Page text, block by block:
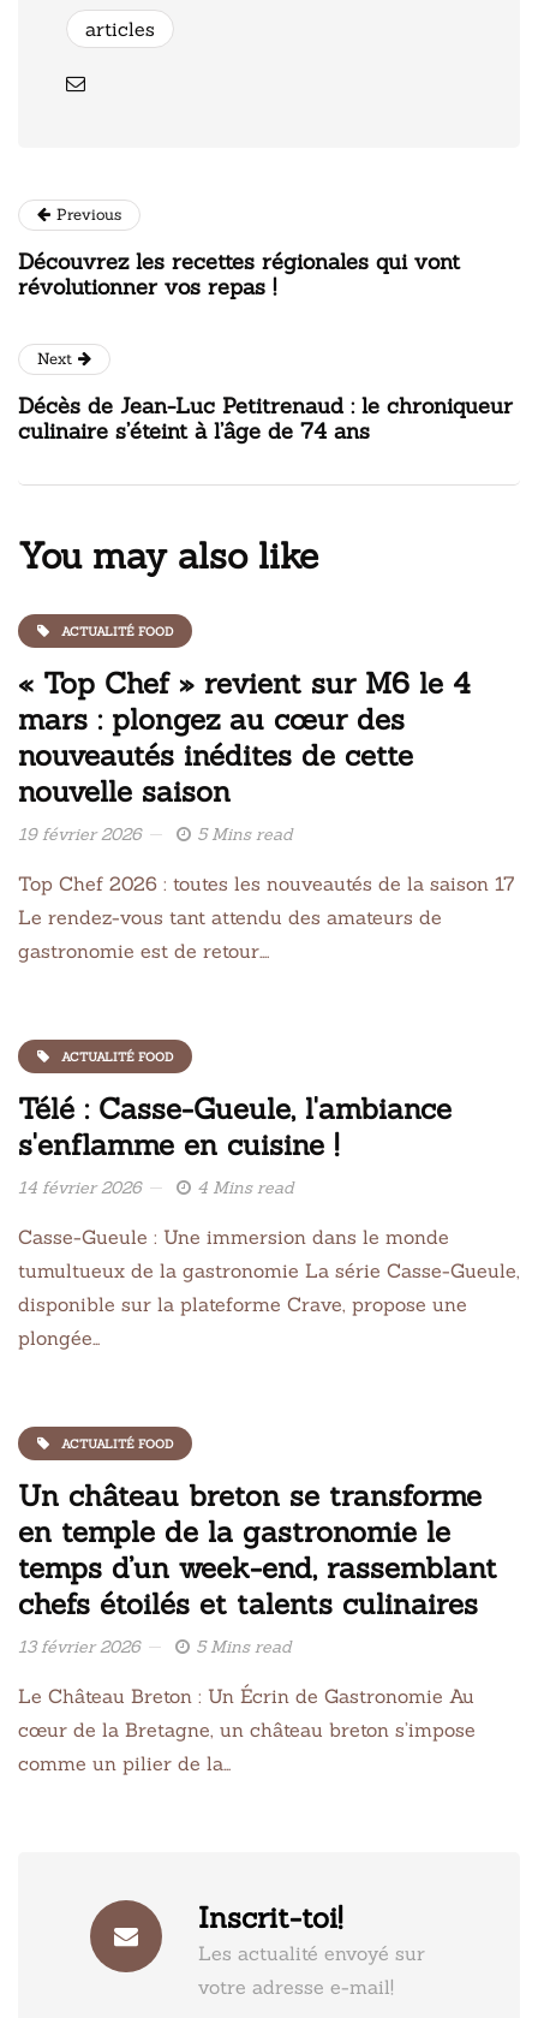
articles
Previous
Découvrez les recettes régionales qui vont
révolutionner vos repas !
Next
Décès de Jean-Luc Petitrenaud : le chroniqueur
culinaire s’éteint à l’âge de 74 ans
You may also like
ACTUALITÉ FOOD
« Top Chef » revient sur M6 le 4
mars : plongez au cœur des
nouveautés inédites de cette
nouvelle saison
19 février 2026 5 Mins read
Top Chef 2026 : toutes les nouveautés de la saison 17
Le rendez-vous tant attendu des amateurs de
gastronomie est de retour….
ACTUALITÉ FOOD
Télé : Casse-Gueule, l'ambiance
s'enflamme en cuisine !
14 février 2026 4 Mins read
Casse-Gueule : Une immersion dans le monde
tumultueux de la gastronomie La série Casse-Gueule,
disponible sur la plateforme Crave, propose une
plongée…
ACTUALITÉ FOOD
Un château breton se transforme
en temple de la gastronomie le
temps d’un week-end, rassemblant
chefs étoilés et talents culinaires
13 février 2026 5 Mins read
Le Château Breton : Un Écrin de Gastronomie Au
cœur de la Bretagne, un château breton s’impose
comme un pilier de la…
Inscrit-toi!
Les actualité envoyé sur
votre adresse e-mail!